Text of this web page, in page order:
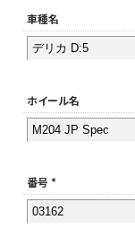
車種名
ホイール名
番号 *